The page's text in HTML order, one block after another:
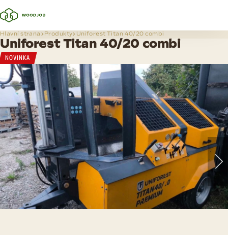
Hlavní strana Produkty Uniforest Titan 40/20 combi
Uniforest Titan 40/20 combi
NOVINKA